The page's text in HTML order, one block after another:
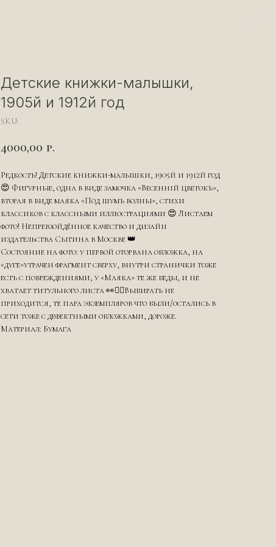
Детские книжки-малышки,
1905й и 1912й год
SKU:
4000,00 р.
Редкость! Детские книжки-малышки, 1905й и 1912й год
😍 Фигурные, одна в виде замочка «Весеннiй цветокъ»,
вторая в виде маяка «Под шумъ волны», стихи
классиков с классными иллюстрациями 😍 Листаем
фото! Непревзойдённое качество и дизайн
издательства Сытина в Москве 👑
Состояние на фото: у первой оторвана обложка, на
«дуге»утрачен фрагмент сверху, внутри странички тоже
есть с повреждениями, у «Маяка» те же беды, и не
хватает титульного листа 👀☝🏻Выбирать не
приходится, те пара экземпляров что были/остались в
сети тоже с дефектными обложками, дороже.
Материал: Бумага